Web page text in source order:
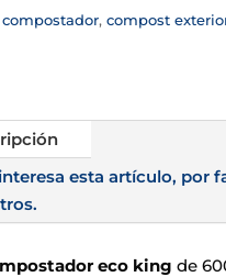
compostador, compost
esta artículo, por
eco king de